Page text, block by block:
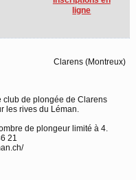
ligne
Clarens (Montreux)
club de plongée de Clarens
les rives du Léman.
de plongeur limité à 4.
21